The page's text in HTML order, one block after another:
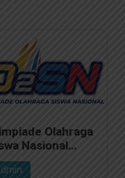
Olahraga
Nasional